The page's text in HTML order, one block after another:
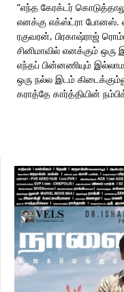
”எந்த கேரக்டர்
எனக்கு எக்ஸ்ட்ரா போனஸ்.
ரகுவரன், பிரகாஷ்ராஜ்
சினிமாவில் எனக்கும்
எந்தப் பின்னணியும்
ஒரு நல்ல இடம்
கராத்தே கார்த்தியின்